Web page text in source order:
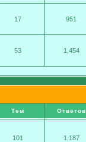
17 951
53 1,454
Тем Ответов
101 1,187